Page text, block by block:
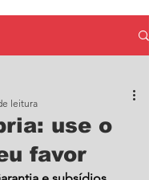
use o
favor
leitura